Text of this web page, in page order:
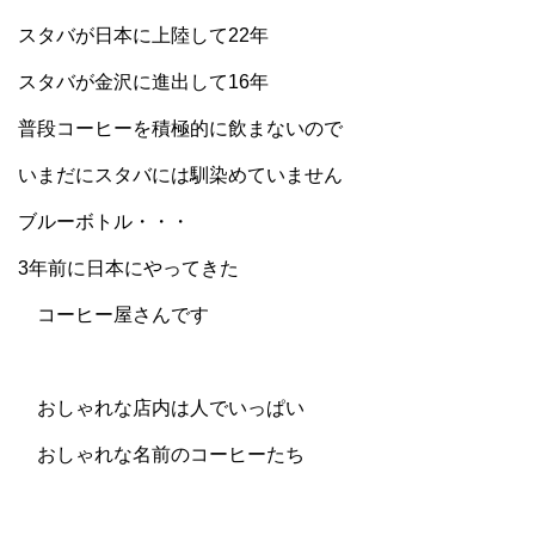
スタバが日本に上陸して22年
スタバが金沢に進出して16年
普段コーヒーを積極的に飲まないので
いまだにスタバには馴染めていません
ブルーボトル・・・
3年前に日本にやってきた
コーヒー屋さんです
おしゃれな店内は人でいっぱい
おしゃれな名前のコーヒーたち